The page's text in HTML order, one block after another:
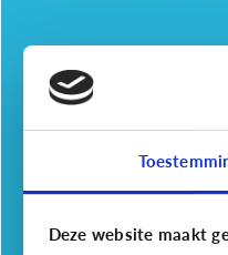
Deze website maakt